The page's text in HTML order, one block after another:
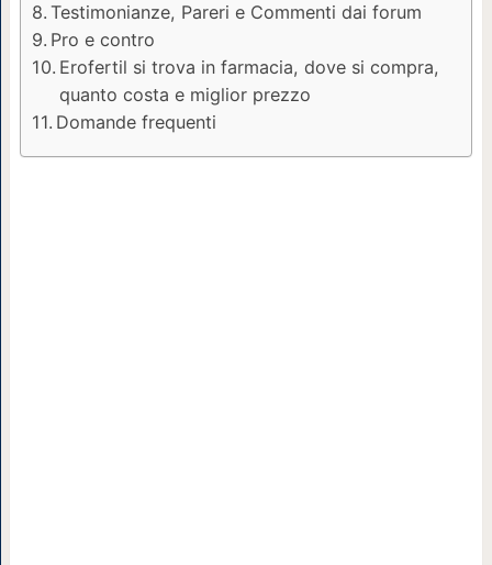
Testimonianze, Pareri e Commenti dai forum
Pro e contro
Erofertil si trova in farmacia, dove si compra,
quanto costa e miglior prezzo
Domande frequenti